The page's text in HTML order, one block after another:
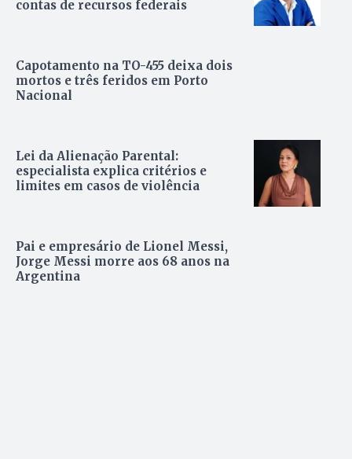
contas de recursos federais
Capotamento na TO-455 deixa dois
mortos e três feridos em Porto
Nacional
Lei da Alienação Parental:
especialista explica critérios e
limites em casos de violência
Pai e empresário de Lionel Messi,
Jorge Messi morre aos 68 anos na
Argentina